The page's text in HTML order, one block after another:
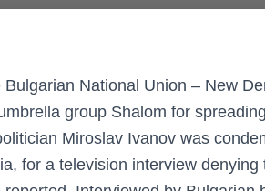
National Union – New
group Shalom for
Miroslav Ivanov was
for a television interview